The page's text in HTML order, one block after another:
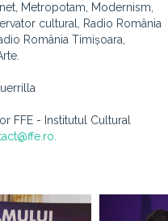
Metropotam, Modernism,
cultural, Radio România
România Timișoara,
FFE - Institutul Cultural